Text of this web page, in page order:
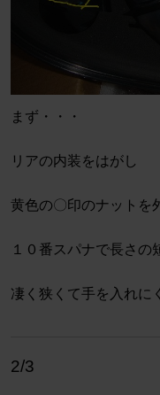
まず・・・
リアの内装をはがし
黄色の〇印のナットを
１０番スパナで長さの
凄く狭くて手を入れに
2/3